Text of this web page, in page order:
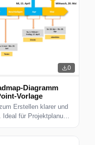
0
Diagramm
Vorlage
Erstellen klarer und
für Projektplanung